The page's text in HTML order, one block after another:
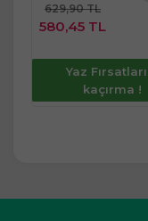
629,90 TL
580,45 TL
Yaz
kaçırma !